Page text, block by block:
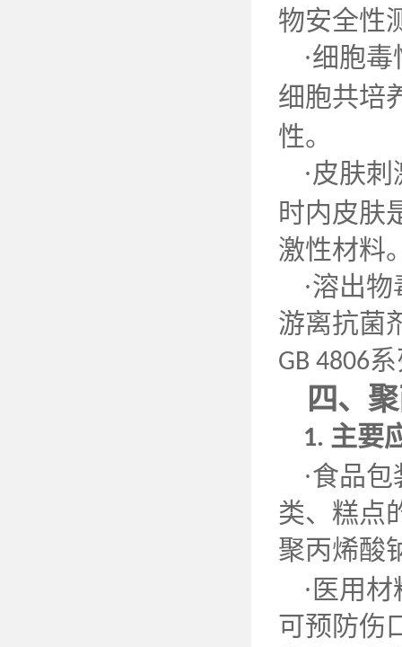
物安全性
·细胞
细胞共培
性。
·皮肤
时内皮肤
激性材料
·溶出
游离抗菌
GB 4806
四、
1. 主要
·食品
类、糕点
聚丙烯酸
·医用
可预防伤